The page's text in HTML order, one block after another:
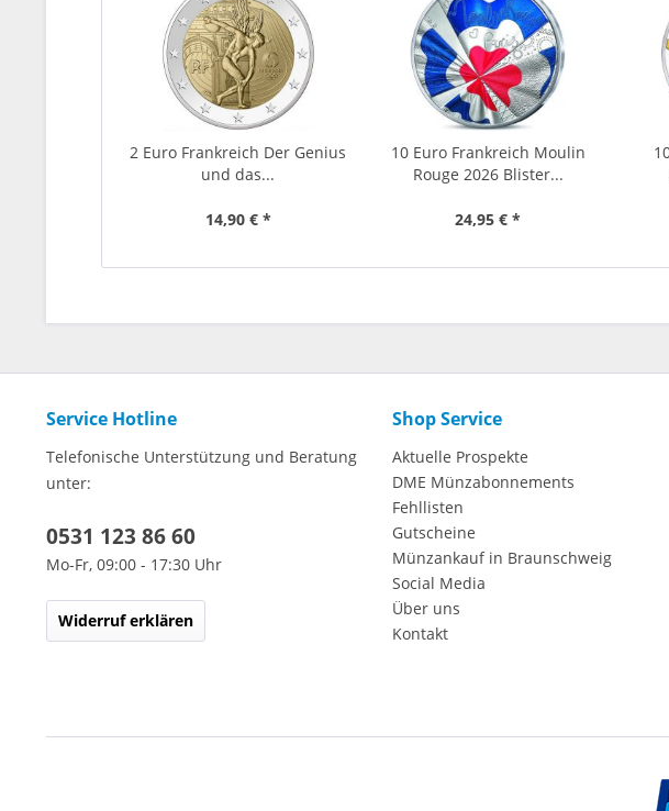
2 Euro Frankreich Der Genius
und das...
14,90 € *
10 Euro Frankreich Moulin
Rouge 2026 Blister...
24,95 € *
Service Hotline
Telefonische Unterstützung und Beratung
unter:
0531 123 86 60
Mo-Fr, 09:00 - 17:30 Uhr
Widerruf erklären
Shop Service
Aktuelle Prospekte
DME Münzabonnements
Fehllisten
Gutscheine
Münzankauf in Braunschweig
Social Media
Über uns
Kontakt